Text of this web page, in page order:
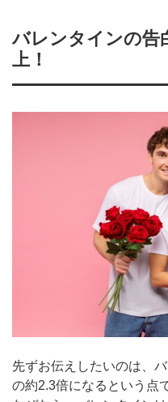
バレンタインの告
上！
先ずお伝えしたいのは、
の約2.3倍になるという点